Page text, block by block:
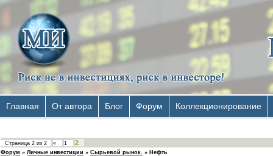
Главная От автора Блог Форум Коллекционирование
Страница 2 из 2 « 1 2
Форум » Личные инвестиции » Сырьевой рынок. » Нефть